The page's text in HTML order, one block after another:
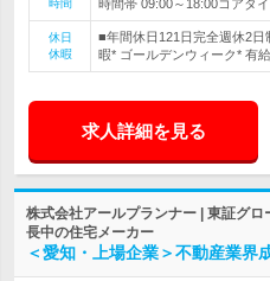
時間 時間帯 09:00～18:00コアタ
休日
休暇
■年間休日121日完全週休2日
暇* ゴールデンウィーク* 有
求人詳細を見る
株式会社アールプランナー | 東証グ
長中の住宅メーカー
＜愛知・上場企業＞不動産業界